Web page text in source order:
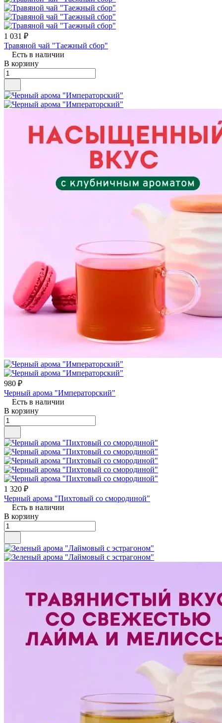
1 031 ₽
Травяной чай "Таежный сбор"
Есть в наличии
В корзину
980 ₽
Черный арома "Императорский"
Есть в наличии
В корзину
1 320 ₽
Черный арома "Пихтовый со смородиной"
Есть в наличии
В корзину